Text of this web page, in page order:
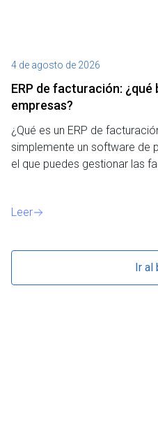
4 de agosto de 2026
ERP de facturación​:
empresas?
¿Qué es un ERP de
simplemente un software de
el que puedes gestionar las
Leer
Ir al